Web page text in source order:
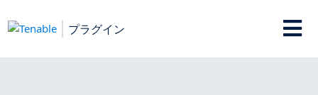
プラグイン